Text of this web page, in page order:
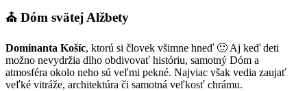
⛪ Dóm svätej Alžbety
Dominanta Košíc, ktorú si človek všimne hneď 🙂 Aj keď deti
možno nevydržia dlho obdivovať históriu, samotný Dóm a
atmosféra okolo neho sú veľmi pekné. Najviac však vedia zaujať
veľké vitráže, architektúra či samotná veľkosť chrámu.